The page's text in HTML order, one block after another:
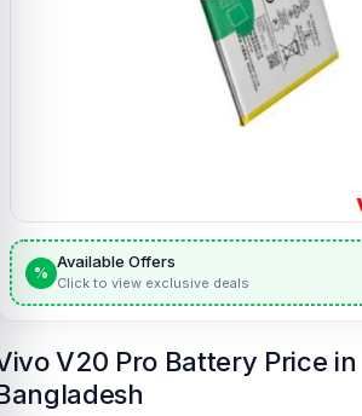
%
Available Offers
Click to view exclusive deals
V20 Pro Battery Price in